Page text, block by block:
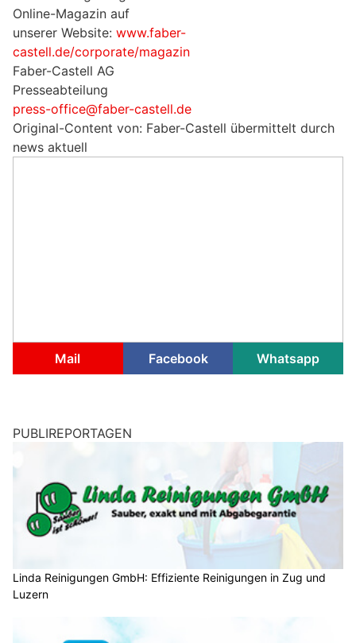
Online-Magazin auf
unserer Website: www.faber-
castell.de/corporate/magazin
Faber-Castell AG
Presseabteilung
press-office@faber-castell.de
Original-Content von: Faber-Castell übermittelt durch
news aktuell
Mail Facebook Whatsapp
PUBLIREPORTAGEN
Linda Reinigungen GmbH: Effiziente Reinigungen in Zug und
Luzern